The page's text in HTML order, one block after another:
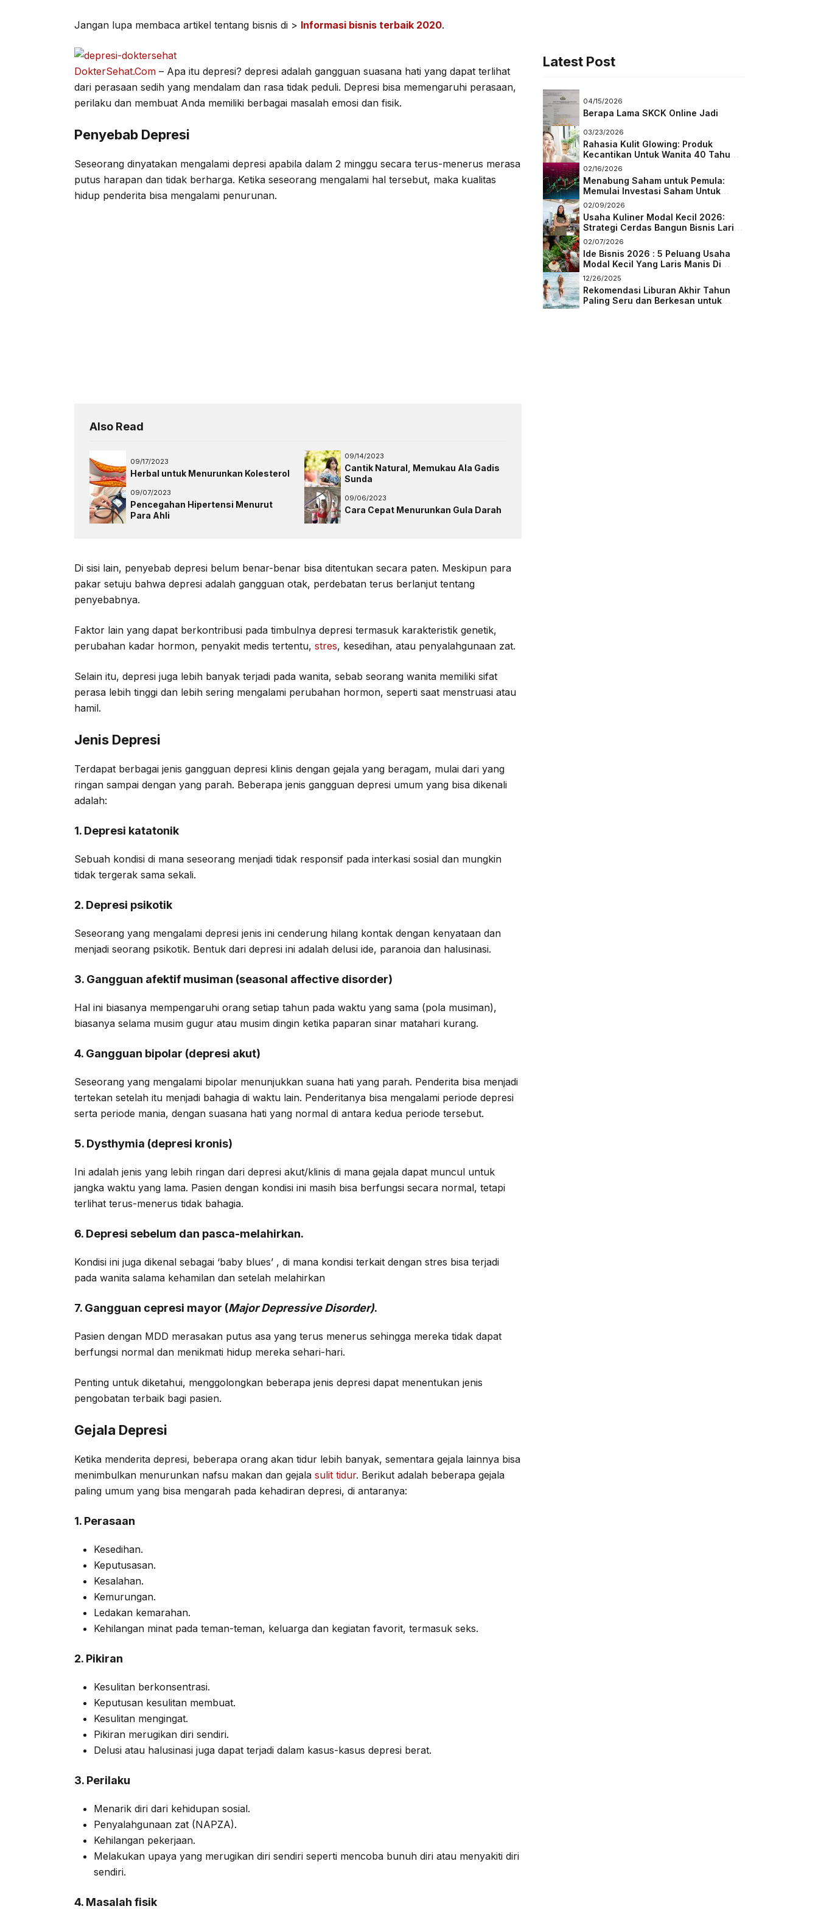
e
o
k
r
a
p
Jangan lupa membaca artikel tentang bisnis di > Informasi bisnis terbaik 2020.
DokterSehat.Com – Apa itu depresi? depresi adalah gangguan suasana hati yang dapat terlihat
dari perasaan sedih yang mendalam dan rasa tidak peduli. Depresi bisa memengaruhi perasaan,
perilaku dan membuat Anda memiliki berbagai masalah emosi dan fisik.
Penyebab Depresi
Seseorang dinyatakan mengalami depresi apabila dalam 2 minggu secara terus-menerus merasa
putus harapan dan tidak berharga. Ketika seseorang mengalami hal tersebut, maka kualitas
hidup penderita bisa mengalami penurunan.
Also Read
09/17/2023
Herbal untuk Menurunkan Kolesterol
09/14/2023
Cantik Natural, Memukau Ala Gadis
Sunda
09/07/2023
Pencegahan Hipertensi Menurut
Para Ahli
09/06/2023
Cara Cepat Menurunkan Gula Darah
Di sisi lain, penyebab depresi belum benar-benar bisa ditentukan secara paten. Meskipun para
pakar setuju bahwa depresi adalah gangguan otak, perdebatan terus berlanjut tentang
penyebabnya.
Faktor lain yang dapat berkontribusi pada timbulnya depresi termasuk karakteristik genetik,
perubahan kadar hormon, penyakit medis tertentu, stres, kesedihan, atau penyalahgunaan zat.
Selain itu, depresi juga lebih banyak terjadi pada wanita, sebab seorang wanita memiliki sifat
perasa lebih tinggi dan lebih sering mengalami perubahan hormon, seperti saat menstruasi atau
hamil.
Jenis Depresi
Terdapat berbagai jenis gangguan depresi klinis dengan gejala yang beragam, mulai dari yang
ringan sampai dengan yang parah. Beberapa jenis gangguan depresi umum yang bisa dikenali
adalah:
1. Depresi katatonik
Sebuah kondisi di mana seseorang menjadi tidak responsif pada interkasi sosial dan mungkin
tidak tergerak sama sekali.
2. Depresi psikotik
Seseorang yang mengalami depresi jenis ini cenderung hilang kontak dengan kenyataan dan
menjadi seorang psikotik. Bentuk dari depresi ini adalah delusi ide, paranoia dan halusinasi.
3. Gangguan afektif musiman (seasonal affective disorder)
Hal ini biasanya mempengaruhi orang setiap tahun pada waktu yang sama (pola musiman),
biasanya selama musim gugur atau musim dingin ketika paparan sinar matahari kurang.
4. Gangguan bipolar (depresi akut)
Seseorang yang mengalami bipolar menunjukkan suana hati yang parah. Penderita bisa menjadi
tertekan setelah itu menjadi bahagia di waktu lain. Penderitanya bisa mengalami periode depresi
serta periode mania, dengan suasana hati yang normal di antara kedua periode tersebut.
5. Dysthymia (depresi kronis)
Ini adalah jenis yang lebih ringan dari depresi akut/klinis di mana gejala dapat muncul untuk
jangka waktu yang lama. Pasien dengan kondisi ini masih bisa berfungsi secara normal, tetapi
terlihat terus-menerus tidak bahagia.
6. Depresi sebelum dan pasca-melahirkan.
Kondisi ini juga dikenal sebagai ‘baby blues’ , di mana kondisi terkait dengan stres bisa terjadi
pada wanita salama kehamilan dan setelah melahirkan
7. Gangguan cepresi mayor (Major Depressive Disorder).
Pasien dengan MDD merasakan putus asa yang terus menerus sehingga mereka tidak dapat
berfungsi normal dan menikmati hidup mereka sehari-hari.
Penting untuk diketahui, menggolongkan beberapa jenis depresi dapat menentukan jenis
pengobatan terbaik bagi pasien.
Gejala Depresi
Ketika menderita depresi, beberapa orang akan tidur lebih banyak, sementara gejala lainnya bisa
menimbulkan menurunkan nafsu makan dan gejala sulit tidur. Berikut adalah beberapa gejala
paling umum yang bisa mengarah pada kehadiran depresi, di antaranya:
1. Perasaan
Kesedihan.
Keputusasan.
Kesalahan.
Kemurungan.
Ledakan kemarahan.
Kehilangan minat pada teman-teman, keluarga dan kegiatan favorit, termasuk seks.
2. Pikiran
Kesulitan berkonsentrasi.
Keputusan kesulitan membuat.
Kesulitan mengingat.
Pikiran merugikan diri sendiri.
Delusi atau halusinasi juga dapat terjadi dalam kasus-kasus depresi berat.
3. Perilaku
Menarik diri dari kehidupan sosial.
Penyalahgunaan zat (NAPZA).
Kehilangan pekerjaan.
Melakukan upaya yang merugikan diri sendiri seperti mencoba bunuh diri atau menyakiti diri
sendiri.
4. Masalah fisik
Latest Post
04/15/2026
Berapa Lama SKCK Online Jadi
03/23/2026
Rahasia Kulit Glowing: Produk
Kecantikan Untuk Wanita 40 Tahun
Keatas
02/16/2026
Menabung Saham untuk Pemula:
Memulai Investasi Saham Untuk
Pemula
02/09/2026
Usaha Kuliner Modal Kecil 2026:
Strategi Cerdas Bangun Bisnis Laris
di Tengah Persaingan
02/07/2026
Ide Bisnis 2026 : 5 Peluang Usaha
Modal Kecil Yang Laris Manis Di
Masa Depan
12/26/2025
Rekomendasi Liburan Akhir Tahun
Paling Seru dan Berkesan untuk